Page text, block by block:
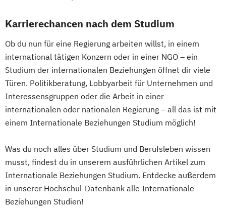
Karrierechancen nach dem Studium
Ob du nun für eine Regierung arbeiten willst, in einem
international tätigen Konzern oder in einer NGO – ein
Studium der internationalen Beziehungen öffnet dir viele
Türen. Politikberatung, Lobbyarbeit für Unternehmen und
Interessensgruppen oder die Arbeit in einer
internationalen oder nationalen Regierung – all das ist mit
einem Internationale Beziehungen Studium möglich!
Was du noch alles über Studium und Berufsleben wissen
musst, findest du in unserem ausführlichen Artikel zum
Internationale Beziehungen Studium. Entdecke außerdem
in unserer Hochschul-Datenbank alle Internationale
Beziehungen Studien!